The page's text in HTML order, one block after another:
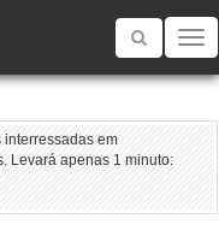
Toggle
interressadas em
Levará apenas 1 minuto: